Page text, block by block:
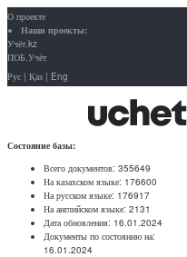
О проекте
Наши проекты:
Учёт.kz
ПОБ.Учёт
Рус | Қаз | Eng
Состояние базы:
Всего документов: 355649
На казахском языке: 176600
На русском языке: 176917
На английском языке: 2131
Дата обновления: 16.01.2024
Документы по состоянию на:
16.01.2024